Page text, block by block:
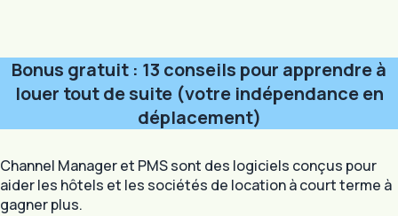
Bonus gratuit : 13 conseils pour apprendre à
louer tout de suite (votre indépendance en
déplacement)
Channel Manager et PMS sont des logiciels conçus pour
aider les hôtels et les sociétés de location à court terme à
gagner plus.